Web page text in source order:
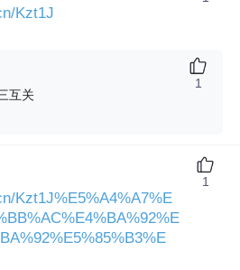
Kzt1J
互关
1
Kzt1J%E5%A4%A7%E
1